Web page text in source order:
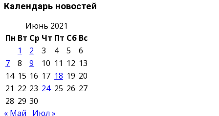
Календарь новостей
Июнь 2021
Пн Вт Ср Чт Пт Сб Вс
1
2 3 4 5
6
7
8 9 10 11 12 13
14 15 16 17 18 19 20
21 22 23 24 25 26 27
28 29 30
« Май
Июл »